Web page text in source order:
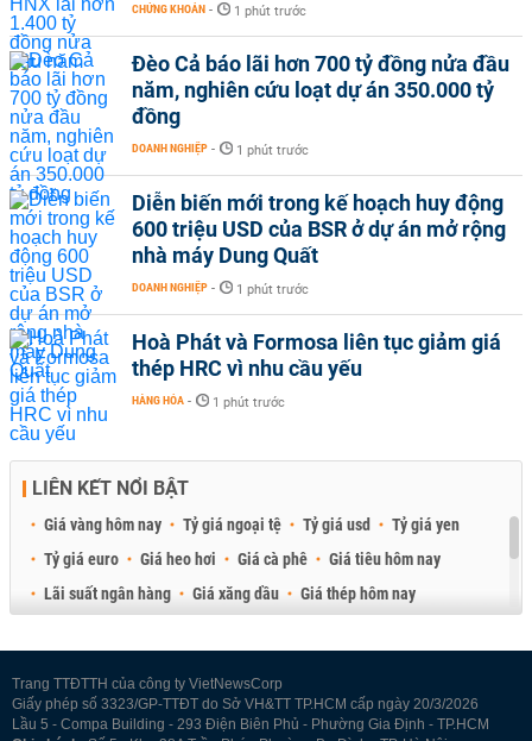
CHỨNG KHOÁN - 1 phút trước
Đèo Cả báo lãi hơn 700 tỷ đồng nửa đầu
năm, nghiên cứu loạt dự án 350.000 tỷ
đồng
DOANH NGHIỆP - 1 phút trước
Diễn biến mới trong kế hoạch huy động
600 triệu USD của BSR ở dự án mở rộng
nhà máy Dung Quất
DOANH NGHIỆP - 1 phút trước
Hoà Phát và Formosa liên tục giảm giá
thép HRC vì nhu cầu yếu
HÀNG HÓA - 1 phút trước
LIÊN KẾT NỔI BẬT
Giá vàng hôm nay Tỷ giá ngoại tệ Tỷ giá usd
Tỷ giá yen
Tỷ giá euro
Giá heo hơi Giá cà phê
Giá tiêu hôm nay
Lãi suất ngân hàng
Giá xăng dầu
Giá thép hôm nay
Trang TTĐTTH của công ty VietNewsCorp
Giấy phép số 3323/GP-TTĐT do Sở VH&TT TP.HCM cấp ngày 20/3/2026
Lầu 5 - Compa Building - 293 Điện Biên Phủ - Phường Gia Định - TP.HCM